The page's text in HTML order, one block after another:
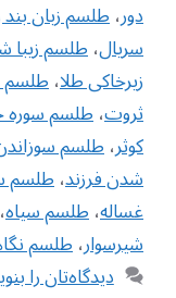
دور،طلسم زبان
سریال،طلسم زیبا
زیرخاکی طلا،طلسم
ثروت،طلسم
کوثر،طلسم
شدن فرزند،طلسم
غساله،طلسم سیاه،
شیرسوار،طلسم
دیدگاه‌تان را